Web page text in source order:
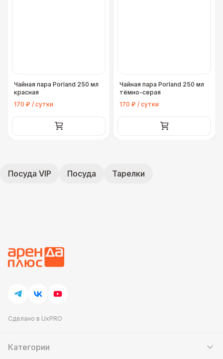
Чайная пара Porland 250 мл
красная
170 ₽ / сутки
Чайная пара Porland 250 мл
тёмно-серая
170 ₽ / сутки
Посуда VIP Посуда Тарелки
Сделано в UxPRO
Категории